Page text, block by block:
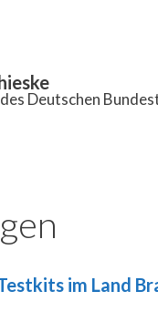
Deutschen
im Land